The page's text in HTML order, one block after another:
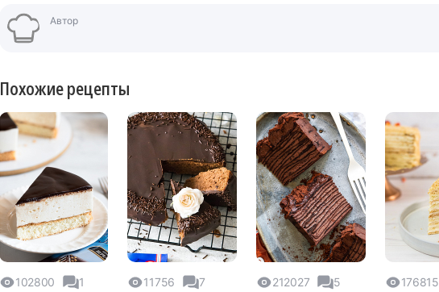
Автор
Похожие рецепты
102800
1
11756
7
212027
5
176815